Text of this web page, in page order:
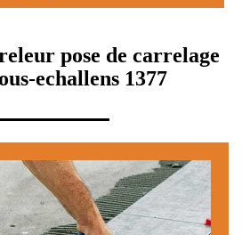
pose de carrelage
echallens 1377